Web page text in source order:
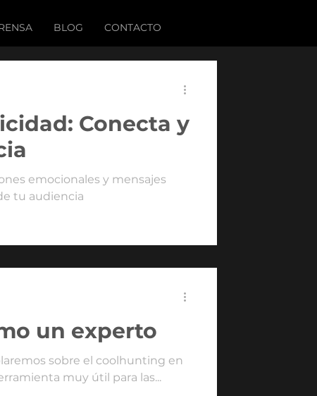
BLOG CONTACTO
Conecta y
emocionales y mensajes
tu audiencia
un experto
sobre el coolhunting en
muy útil para las...